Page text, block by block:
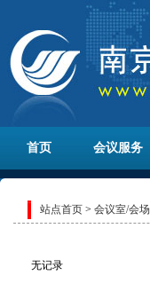
首页 会议服务
站点首页 > 会议室/会场
无记录